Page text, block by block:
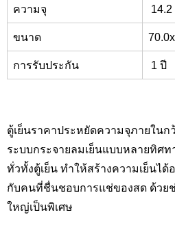
ความจุ 14.2
ขนาด 70
การรับประกัน 1 ปี
ตู้เย็นราคาประหยัดความจุภายใน
ระบบกระจายลมเย็นแบบหลายทิศท
ทั่วทั้งตู้เย็น ทำให้สร้างความเย็นได้
กับคนที่ชื่นชอบการแช่ของสด ด้วย
ใหญ่เป็นพิเศษ